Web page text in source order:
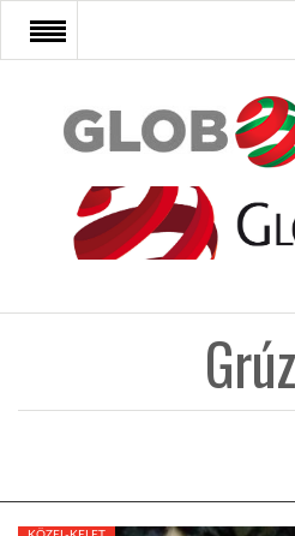
FŐOLDAL
AFRIKA